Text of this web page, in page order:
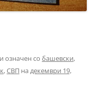
и означен со башевски,
,СВП на декември 19,